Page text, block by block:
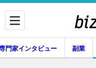
門家インタビュー 副業